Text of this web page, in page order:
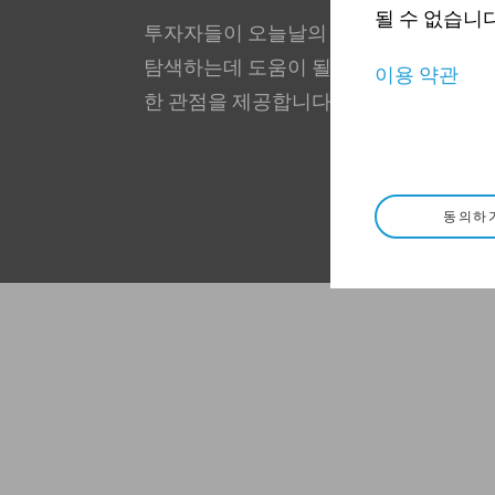
투자자들이 오늘날의 복잡한 글로벌 자
탐색하는데 도움이 될 수 있는 시의적절
한 관점을 제공합니다.
될 수 없습니
이용 약관
동의하